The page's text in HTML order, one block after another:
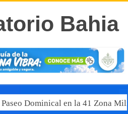
Dominical en la 41 Zona